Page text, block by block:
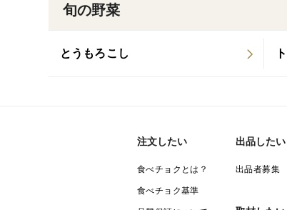
旬の野菜
とうもろこし
注文したい
食べチョクとは？
食べチョク基準
出品したい
出品者募集